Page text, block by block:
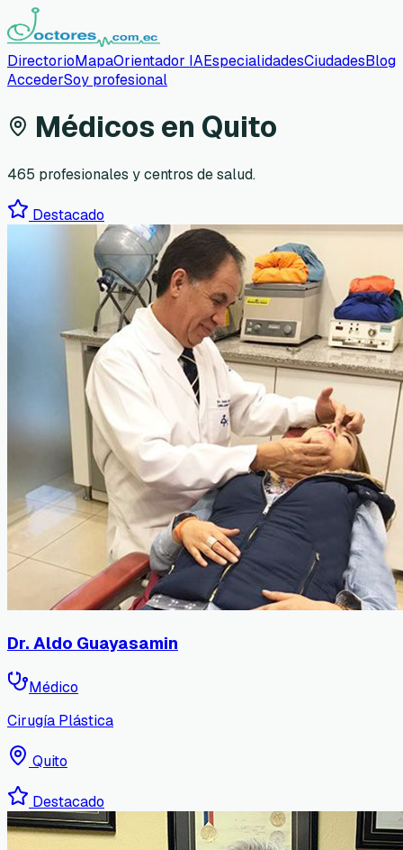
DirectorioMapaOrientador IAEspecialidadesCiudadesBlog
AccederSoy profesional
Médicos en Quito
465 profesionales y centros de salud.
Destacado
Dr. Aldo Guayasamin
Médico
Cirugía Plástica
Quito
Destacado